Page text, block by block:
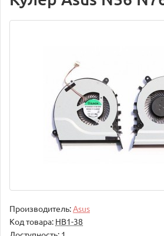
Производитель:Asus
Код товара: НВ1-38